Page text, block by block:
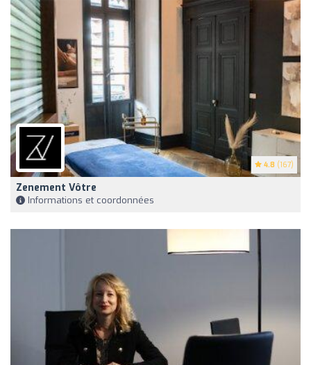
4.8 (167)
Zenement Vôtre
Informations et coordonnées